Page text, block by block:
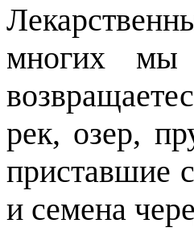
многих мы
рек, озер,
приставшие
и семена